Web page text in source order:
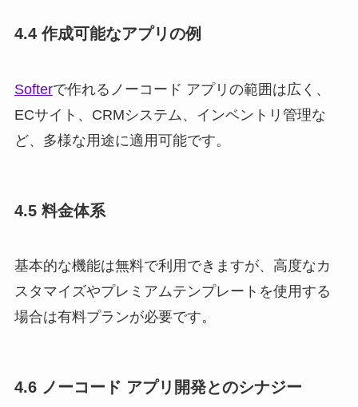
4.4 作成可能なアプリの例
Softerで作れるノーコード アプリの範囲は広く、
ECサイト、CRMシステム、インベントリ管理な
ど、多様な用途に適用可能です。
4.5 料金体系
基本的な機能は無料で利用できますが、高度なカ
スタマイズやプレミアムテンプレートを使用する
場合は有料プランが必要です。
4.6 ノーコード アプリ開発とのシナジー